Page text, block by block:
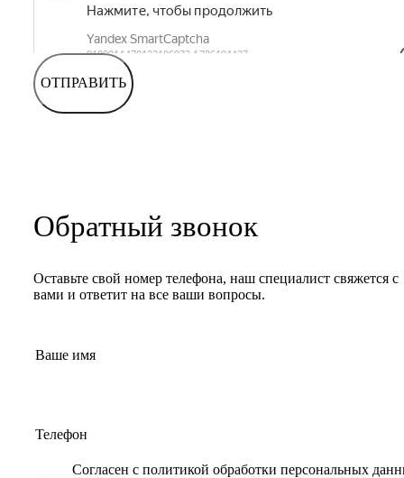
ОТПРАВИТЬ
Обратный звонок
Оставьте свой номер телефона, наш специалист свяжется с
вами и ответит на все ваши вопросы.
Согласен с политикой обработки персональных